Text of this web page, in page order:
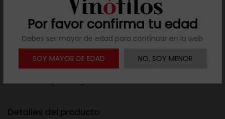
Por favor confirma tu edad
Debes ser mayor de edad para continuar en la web
SOY MAYOR DE EDAD
NO, SOY MENOR
 Descargar ficha
Descripción
Premio al mejor vino blanco de Gran Canaria en el
concurso Joya Enológicas 2022
Detalles del producto